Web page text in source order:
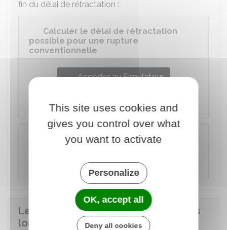
fin du délai de rétractation :
Calculer le délai de rétractation
possible pour une rupture
conventionnelle
Accéder au Simulateur
Ministère chargé du travail
À noter
inscrite sur la convention de rupture.
Le salarié doit-il effectuer un préavis
lors de la rupture conventionnelle ?
This site uses cookies and
gives you control over what
you want to activate
Personalize
OK, accept all
Deny all cookies